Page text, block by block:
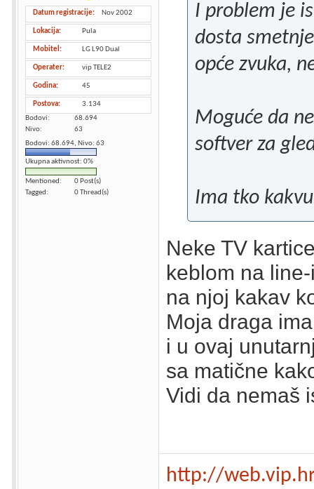
Datum registracije Nov 2002
Lokacija Pula
Mobitel LG L90 Dual
Operater vip TELE2
Godina 45
Postova
3.134
Bodovi
68.694
Nivo
63
Bodovi: 68.694, Nivo: 63
Ukupna aktivnost: 0%
Mentioned
0 Post(s)
Tagged
0 Thread(s)
I problem je
dosta
opće zvuka,
Moguće da
softver za
Ima tko
Neke TV
keblom na
na njoj kakav
Moja draga
i u ovaj
sa matične
Vidi da nemaš
http://